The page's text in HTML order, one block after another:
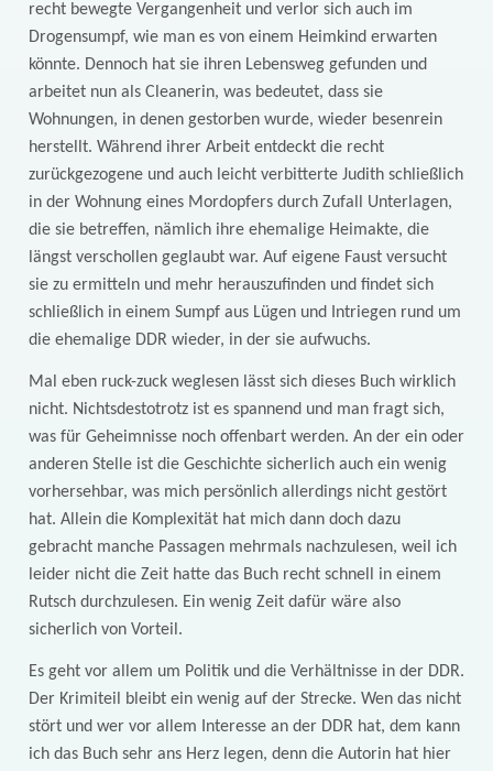
recht bewegte Vergangenheit und verlor sich auch im
Drogensumpf, wie man es von einem Heimkind erwarten
könnte. Dennoch hat sie ihren Lebensweg gefunden und
arbeitet nun als Cleanerin, was bedeutet, dass sie
Wohnungen, in denen gestorben wurde, wieder besenrein
herstellt. Während ihrer Arbeit entdeckt die recht
zurückgezogene und auch leicht verbitterte Judith schließlich
in der Wohnung eines Mordopfers durch Zufall Unterlagen,
die sie betreffen, nämlich ihre ehemalige Heimakte, die
längst verschollen geglaubt war. Auf eigene Faust versucht
sie zu ermitteln und mehr herauszufinden und findet sich
schließlich in einem Sumpf aus Lügen und Intriegen rund um
die ehemalige DDR wieder, in der sie aufwuchs.
Mal eben ruck-zuck weglesen lässt sich dieses Buch wirklich
nicht. Nichtsdestotrotz ist es spannend und man fragt sich,
was für Geheimnisse noch offenbart werden. An der ein oder
anderen Stelle ist die Geschichte sicherlich auch ein wenig
vorhersehbar, was mich persönlich allerdings nicht gestört
hat. Allein die Komplexität hat mich dann doch dazu
gebracht manche Passagen mehrmals nachzulesen, weil ich
leider nicht die Zeit hatte das Buch recht schnell in einem
Rutsch durchzulesen. Ein wenig Zeit dafür wäre also
sicherlich von Vorteil.
Es geht vor allem um Politik und die Verhältnisse in der DDR.
Der Krimiteil bleibt ein wenig auf der Strecke. Wen das nicht
stört und wer vor allem Interesse an der DDR hat, dem kann
ich das Buch sehr ans Herz legen, denn die Autorin hat hier